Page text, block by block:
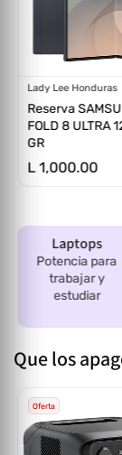
Proveedor:
Lady Lee Honduras
Reserva
FOLD 8 ULTRA
GR
L 1,000.00
Laptops
Potencia para
trabajar y
estudiar
Que los
Oferta